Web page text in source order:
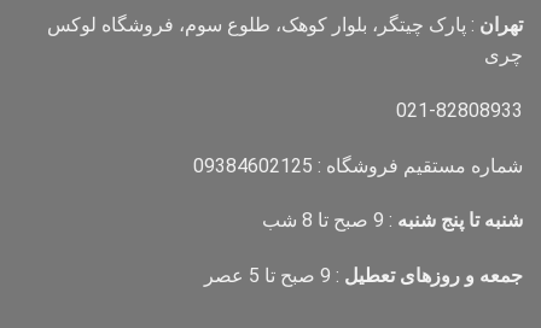
تهران : پارک چیتگر، بلوار کوهک، طلوع سوم، فروشگاه لوکس
چری
021-82808933
شماره مستقیم فروشگاه : 09384602125
شنبه تا پنج شنبه : 9 صبح تا 8 شب
جمعه و روزهای تعطیل : 9 صبح تا 5 عصر